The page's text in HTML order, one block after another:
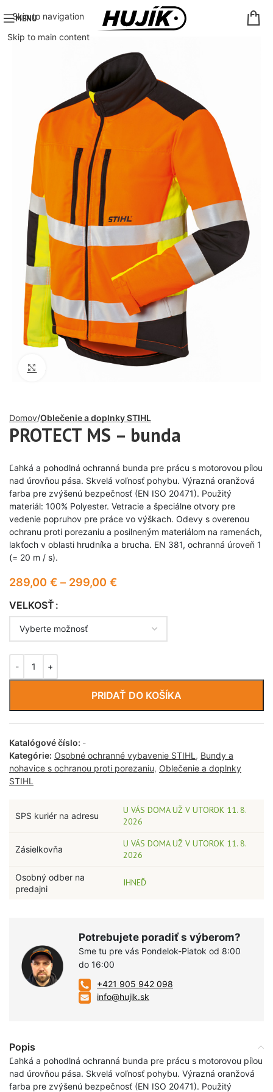
Skip to navigation
Skip to main content
MENU
Domov Oblečenie a doplnky STIHL
PROTECT MS – bunda
Ľahká a pohodlná ochranná bunda pre prácu s motorovou pílou
nad úrovňou pása. Skvelá voľnosť pohybu. Výrazná oranžová
farba pre zvýšenú bezpečnosť (EN ISO 20471). Použitý
materiál: 100% Polyester. Vetracie a špeciálne otvory pre
vedenie popruhov pre práce vo výškach. Odevy s overenou
ochranu proti porezaniu a posilneným materiálom na ramenách,
lakťoch v oblasti hrudníka a brucha. EN 381, ochranná úroveň 1
(= 20 m / s).
289,00 € – 299,00 €
VELKOSŤ
PRIDAŤ DO KOŠÍKA
Katalógové číslo: -
Kategórie: Osobné ochranné vybavenie STIHL , Bundy a
nohavice s ochranou proti porezaniu, Oblečenie a doplnky
STIHL
SPS kuriér na adresu
U VÁS DOMA UŽ V UTOROK 11. 8.
2026
Zásielkovňa
U VÁS DOMA UŽ V UTOROK 11. 8.
2026
Osobný odber na
predajni
IHNEĎ
Potrebujete poradiť s výberom?
Sme tu pre vás Pondelok-Piatok od 8:00
do 16:00
+421 905 942 098
info@hujik.sk
Popis
Ľahká a pohodlná ochranná bunda pre prácu s motorovou pílou
nad úrovňou pása. Skvelá voľnosť pohybu. Výrazná oranžová
farba pre zvýšenú bezpečnosť (EN ISO 20471). Použitý